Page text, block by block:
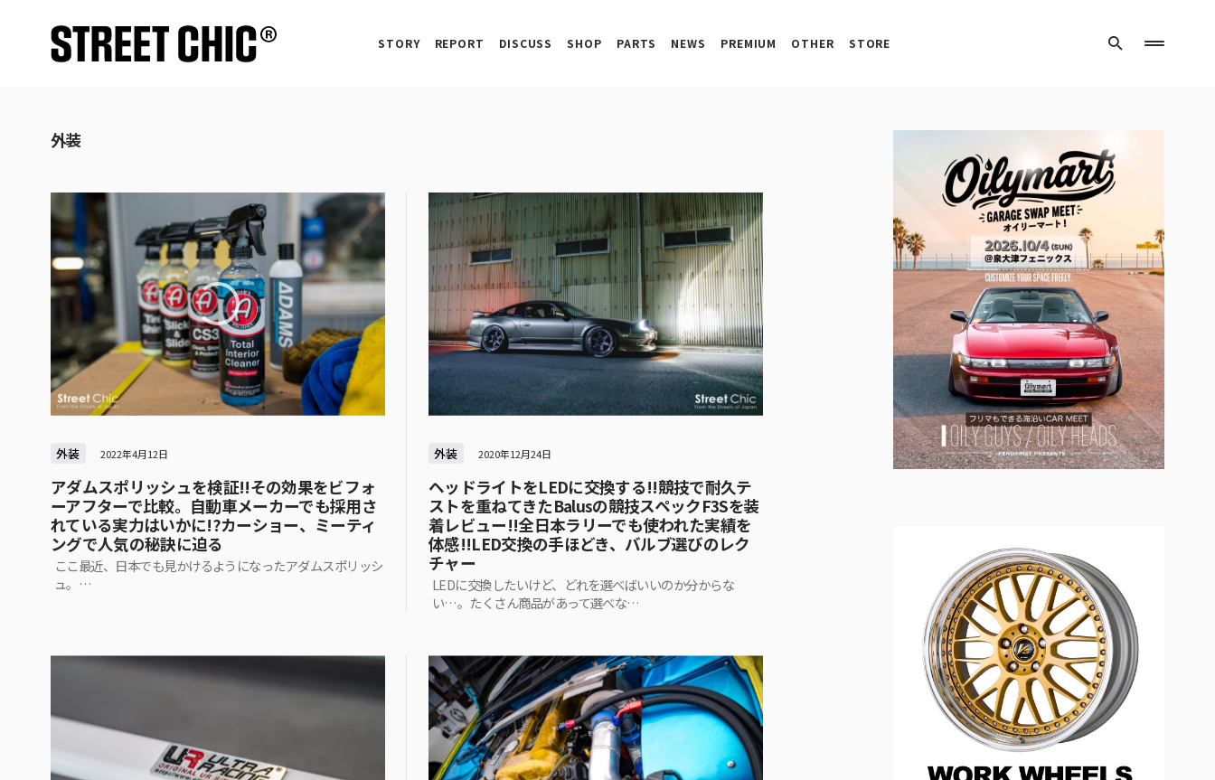
STORY REPORT DISCUSS SHOP PARTS NEWS PREMIUM OTHER STORE
外装
外装 2022年4月12日
アダムスポリッシュを検証!!その効果をビフォ
ーアフターで比較。自動車メーカーでも採用さ
れている実力はいかに!?カーショー、ミーティ
ングで人気の秘訣に迫る
ここ最近、日本でも見かけるようになったアダムスポリッシ
ュ。…
外装 2020年12月24日
ヘッドライトをLEDに交換する!!競技で耐久テ
ストを重ねてきたBalusの競技スペックF3Sを装
着レビュー!!全日本ラリーでも使われた実績を
体感!!LED交換の手ほどき、バルブ選びのレク
チャー
LEDに交換したいけど、どれを選べばいいのか分からな
い…。たくさん商品があって選べな…